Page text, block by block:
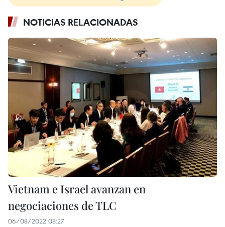
NOTICIAS RELACIONADAS
Vietnam e Israel avanzan en
negociaciones de TLC
06/08/2022 08:27